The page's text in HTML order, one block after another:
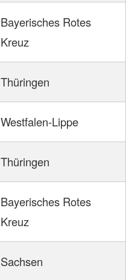
Bayerisches Rotes
Kreuz
Thüringen
Westfalen-Lippe
Thüringen
Bayerisches Rotes
Kreuz
Sachsen